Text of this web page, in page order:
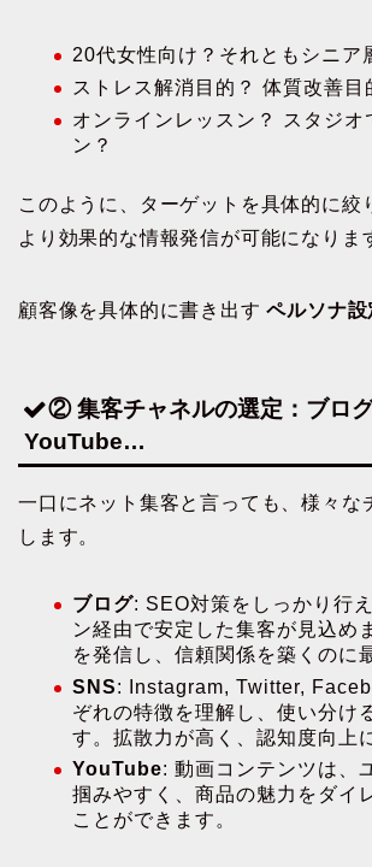
20代女性向け？それともシニア
ストレス解消目的？ 体質改善目
オンラインレッスン？ スタジオ
ン？
このように、ターゲットを具体的に絞
より効果的な情報発信が可能になりま
顧客像を具体的に書き出すペルソナ設
② 集客チャネルの選定：ブログ
YouTube…
一口にネット集客と言っても、様々な
します。
ブログ: SEO対策をしっかり行
ン経由で安定した集客が見込め
を発信し、信頼関係を築くのに
SNS: Instagram, Twitter,
ぞれの特徴を理解し、使い分け
す。拡散力が高く、認知度向上
YouTube: 動画コンテンツは、
掴みやすく、商品の魅力をダイ
ことができます。